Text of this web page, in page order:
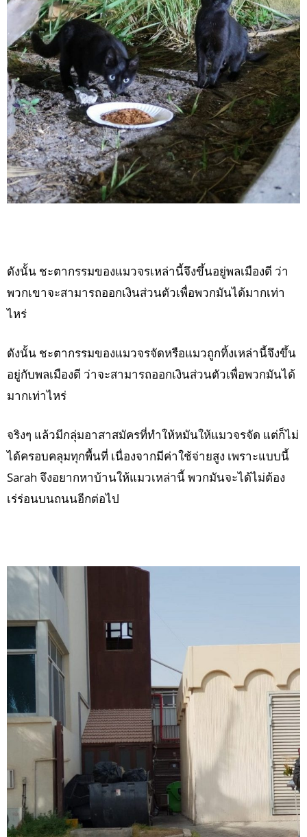
ดังนั้น ชะตากรรมของแมวจรเหล่านี้จึงขึ้นอยู่พลเมืองดี ว่า
พวกเขาจะสามารถออกเงินส่วนตัวเพื่อพวกมันได้มากเท่า
ไหร่
ดังนั้น ชะตากรรมของแมวจรจัดหรือแมวถูกทิ้งเหล่านี้จึงขึ้น
อยู่กับพลเมืองดี ว่าจะสามารถออกเงินส่วนตัวเพื่อพวกมันได้
มากเท่าไหร่
จริงๆ แล้วมีกลุ่มอาสาสมัครที่ทำให้หมันให้แมวจรจัด แต่ก็ไม่
ได้ครอบคลุมทุกพื้นที่ เนื่องจากมีค่าใช้จ่ายสูง เพราะแบบนี้
Sarah จึงอยากหาบ้านให้แมวเหล่านี้ พวกมันจะได้ไม่ต้อง
เร่ร่อนบนถนนอีกต่อไป